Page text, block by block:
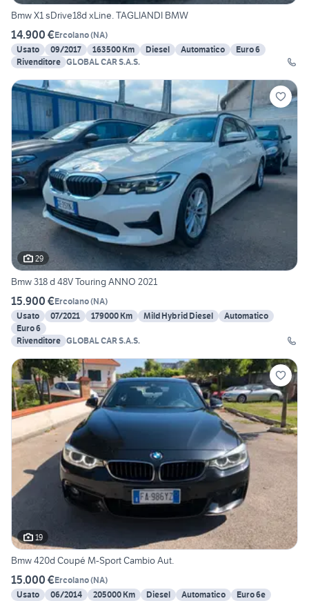
Bmw X1 sDrive18d xLine. TAGLIANDI BMW
14.900 €Ercolano(NA)
Usato
09/2017 163500 Km Diesel Automatico
Euro 6
Rivenditore GLOBAL CAR S.A.S.
29
Bmw 318 d 48V Touring ANNO 2021
15.900 €Ercolano(NA)
Usato
07/2021 179000 Km Mild Hybrid Diesel
Automatico
Euro 6
Rivenditore GLOBAL CAR S.A.S.
19
Bmw 420d Coupé M-Sport Cambio Aut.
15.000 €Ercolano(NA)
Usato
06/2014 205000 Km Diesel Automatico
Euro 6e